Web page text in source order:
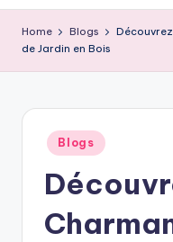
o
o
Home Blogs
de Jardin en Bois
Posted
in
Blogs